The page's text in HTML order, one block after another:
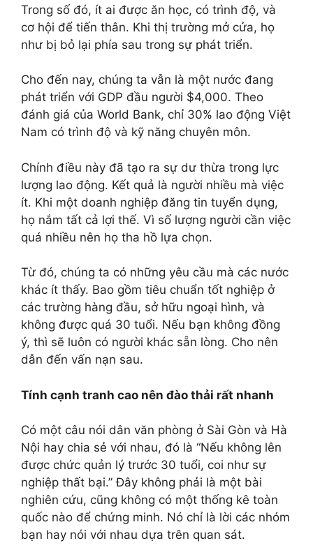
Trong số đó, ít ai được ăn học, có trình độ, và
cơ hội để tiến thân. Khi thị trường mở cửa, họ
như bị bỏ lại phía sau trong sự phát triển.
Cho đến nay, chúng ta vẫn là một nước đang
phát triển với GDP đầu người $4,000. Theo
đánh giá của World Bank, chỉ 30% lao động Việt
Nam có trình độ và kỹ năng chuyên môn.
Chính điều này đã tạo ra sự dư thừa trong lực
lượng lao động. Kết quả là người nhiều mà việc
ít. Khi một doanh nghiệp đăng tin tuyển dụng,
họ nắm tất cả lợi thế. Vì số lượng người cần việc
quá nhiều nên họ tha hồ lựa chọn.
Từ đó, chúng ta có những yêu cầu mà các nước
khác ít thấy. Bao gồm tiêu chuẩn tốt nghiệp ở
các trường hàng đầu, sở hữu ngoại hình, và
không được quá 30 tuổi. Nếu bạn không đồng
ý, thì sẽ luôn có người khác sẵn lòng. Cho nên
dẫn đến vấn nạn sau.
Tính cạnh tranh cao nên đào thải rất nhanh
Có một câu nói dân văn phòng ở Sài Gòn và Hà
Nội hay chia sẻ với nhau, đó là “Nếu không lên
được chức quản lý trước 30 tuổi, coi như sự
nghiệp thất bại.” Đây không phải là một bài
nghiên cứu, cũng không có một thống kê toàn
quốc nào để chứng minh. Nó chỉ là lời các nhóm
bạn hay nói với nhau dựa trên quan sát.